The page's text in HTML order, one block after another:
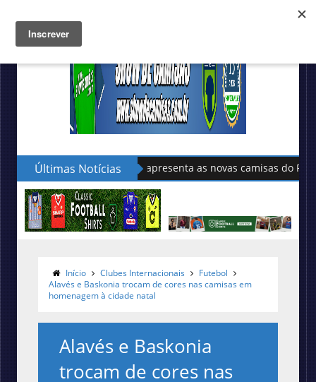
Últimas Notícias
Sudu apresenta as novas camisas do País de Gales
Início Clubes Internacionais
Futebol
Alavés e Baskonia trocam de cores nas camisas em
homenagem à cidade natal
Alavés e Baskonia
trocam de cores nas